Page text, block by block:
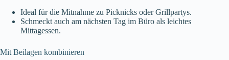
Ideal für die Mitnahme zu Picknicks oder Grillpartys.
Schmeckt auch am nächsten Tag im Büro als leichtes
Mittagessen.
Mit Beilagen kombinieren